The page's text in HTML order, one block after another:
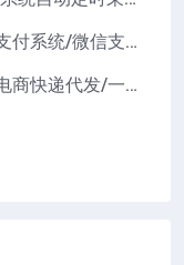
个人码免签支付系统源码/免签支付系统/微信支付平台
最新全开源礼品代发系统源码/电商快递代发/一件代发系统